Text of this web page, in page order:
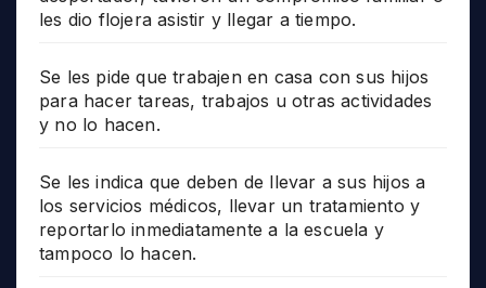
les dio flojera asistir y llegar a tiempo.
Se les pide que trabajen en casa con sus hijos
para hacer tareas, trabajos u otras actividades
y no lo hacen.
Se les indica que deben de llevar a sus hijos a
los servicios médicos, llevar un tratamiento y
reportarlo inmediatamente a la escuela y
tampoco lo hacen.